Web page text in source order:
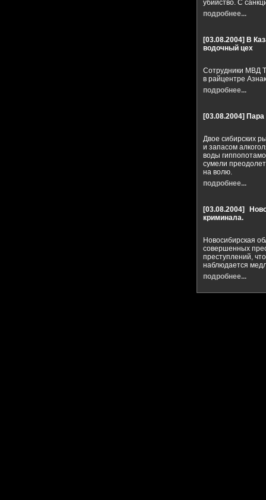
убийство. С
подробнее...
[03.08.2004] В
водочный цех
Сотрудники МВД
в райцентре
подробнее...
[03.08.2004] Пара
Двое сибирских
и запасом
воды
сумели
на волю.
подробнее...
[03.08.2004]
криминала.
Новосибирская
совершенных
преступлений,
наблюдается
подробнее...